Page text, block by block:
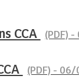
CCA
(PDF)
(PDF) -